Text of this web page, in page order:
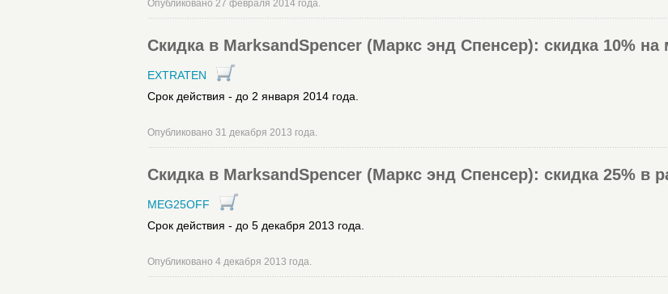
Опубликовано 27 февраля 2014 года.
Скидка в MarksandSpencer (Маркс энд Спенсер): скидка 10%
EXTRATEN
Срок действия - до 2 января 2014 года.
Опубликовано 31 декабря 2013 года.
Скидка в MarksandSpencer (Маркс энд Спенсер): скидка 25% в
MEG25OFF
Срок действия - до 5 декабря 2013 года.
Опубликовано 4 декабря 2013 года.